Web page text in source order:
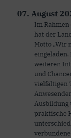
07. August
Im Rahmen
hat der
Motto „Wir
weiteren
und
vielfältigen
Ausbildung
praktische